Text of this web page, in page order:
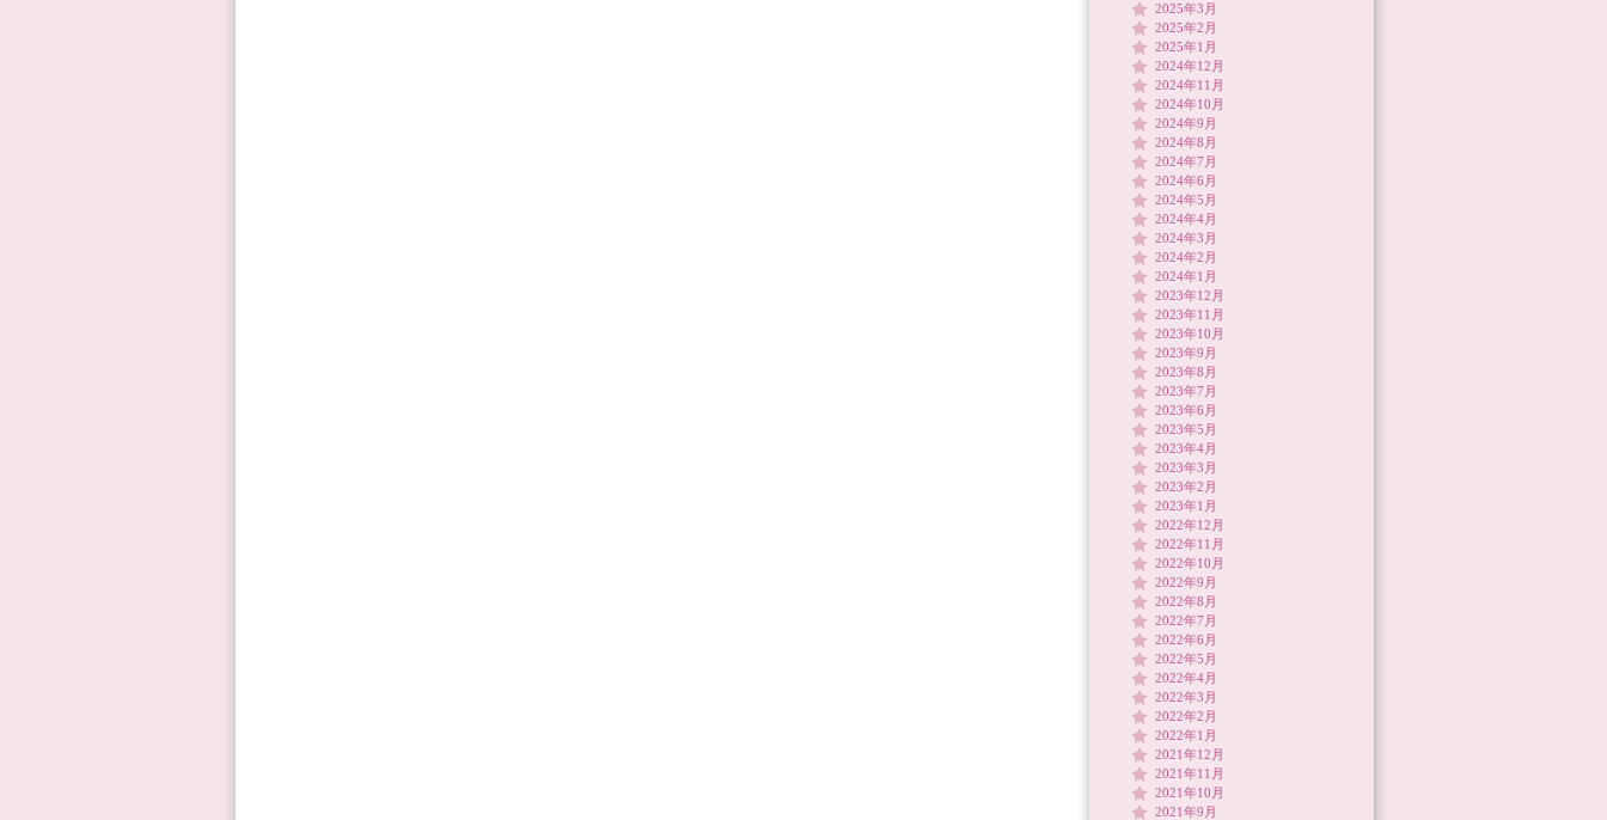
2025年3月
2025年2月
2025年1月
2024年12月
2024年11月
2024年10月
2024年9月
2024年8月
2024年7月
2024年6月
2024年5月
2024年4月
2024年3月
2024年2月
2024年1月
2023年12月
2023年11月
2023年10月
2023年9月
2023年8月
2023年7月
2023年6月
2023年5月
2023年4月
2023年3月
2023年2月
2023年1月
2022年12月
2022年11月
2022年10月
2022年9月
2022年8月
2022年7月
2022年6月
2022年5月
2022年4月
2022年3月
2022年2月
2022年1月
2021年12月
2021年11月
2021年10月
2021年9月